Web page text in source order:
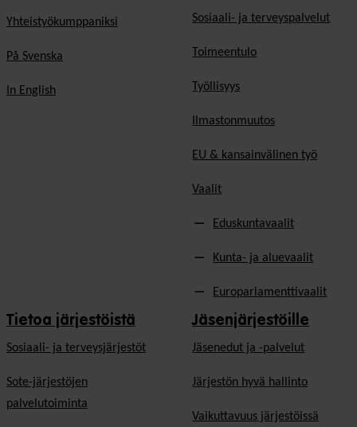
Yhteistyökumppaniksi
På Svenska
In English
Sosiaali- ja terveyspalvelut
Toimeentulo
Työllisyys
Ilmastonmuutos
EU & kansainvälinen työ
Vaalit
Eduskuntavaalit
Kunta- ja aluevaalit
Europarlamenttivaalit
Tietoa järjestöistä
Sosiaali- ja terveysjärjestöt
Sote-järjestöjen
palvelutoiminta
Jäsenjärjestöille
Jäsen­edut ja -palvelut
Järjestön hyvä hallinto
Vaikuttavuus järjestöissä